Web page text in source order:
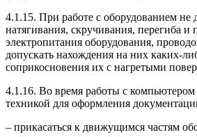
4.1.15. При работе с оборудованием не
натягивания, скручивания, перегиба
электропитания оборудования,
допускать нахождения на них каких-
соприкосновения их с нагретыми
4.1.16. Во время работы с
техникой для оформления
– прикасаться к движущимся частям